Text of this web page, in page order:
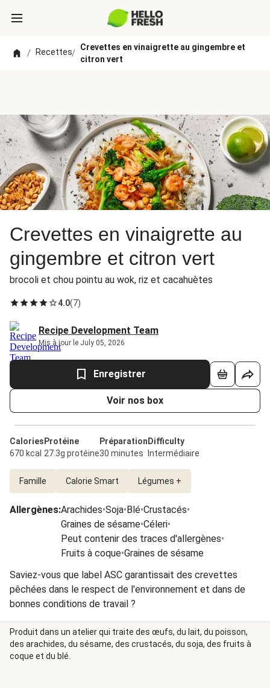
/ Recettes/
Crevettes en vinaigrette au gingembre et
citron vert
Crevettes en vinaigrette au
gingembre et citron vert
brocoli et chou pointu au wok, riz et cacahuètes
4.0(7)
Recipe Development Team
Mis à jour le July 05, 2026
Enregistrer
Voir nos box
Calories
670 kcal
Protéine
27.3g protéine
Préparation
30 minutes
Difficulty
Intermédiaire
Famille Calorie Smart Légumes +
Allergènes:Arachides•Soja•Blé•Crustacés•
Graines de sésame•Céleri•
Peut contenir des traces d'allergènes•
Fruits à coque•Graines de sésame
Saviez-vous que label ASC garantissait des crevettes
pêchées dans le respect de l'environnement et dans de
bonnes conditions de travail ?
Produit dans un atelier qui traite des œufs, du lait, du poisson,
des arachides, du sésame, des crustacés, du soja, des fruits à
coque et du blé.